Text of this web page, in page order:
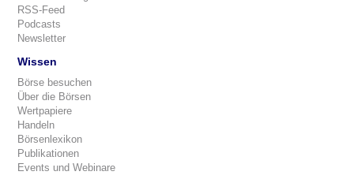
RSS-Feed
Podcasts
Newsletter
Wissen
Börse besuchen
Über die Börsen
Wertpapiere
Handeln
Börsenlexikon
Publikationen
Events und Webinare